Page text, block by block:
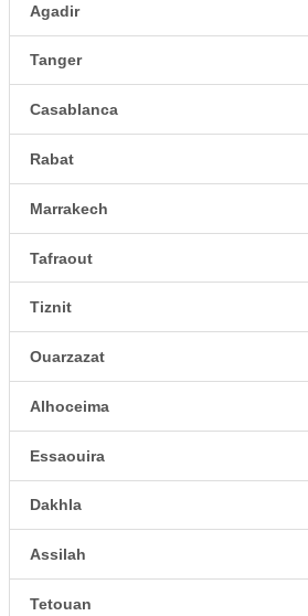
Agadir
Tanger
Casablanca
Rabat
Marrakech
Tafraout
Tiznit
Ouarzazat
Alhoceima
Essaouira
Dakhla
Assilah
Tetouan